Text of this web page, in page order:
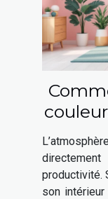
pour
productivité.
son